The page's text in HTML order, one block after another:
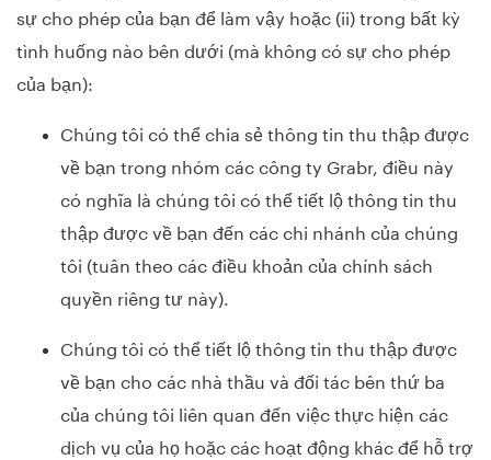
sự cho phép của bạn để làm vậy hoặc (ii) trong bất kỳ
tình huống nào bên dưới (mà không có sự cho phép
của bạn):
Chúng tôi có thể chia sẻ thông tin thu thập được
về bạn trong nhóm các công ty Grabr, điều này
có nghĩa là chúng tôi có thể tiết lộ thông tin thu
thập được về bạn đến các chi nhánh của chúng
tôi (tuân theo các điều khoản của chính sách
quyền riêng tư này).
Chúng tôi có thể tiết lộ thông tin thu thập được
về bạn cho các nhà thầu và đối tác bên thứ ba
của chúng tôi liên quan đến việc thực hiện các
dịch vụ của họ hoặc các hoạt động khác để hỗ trợ